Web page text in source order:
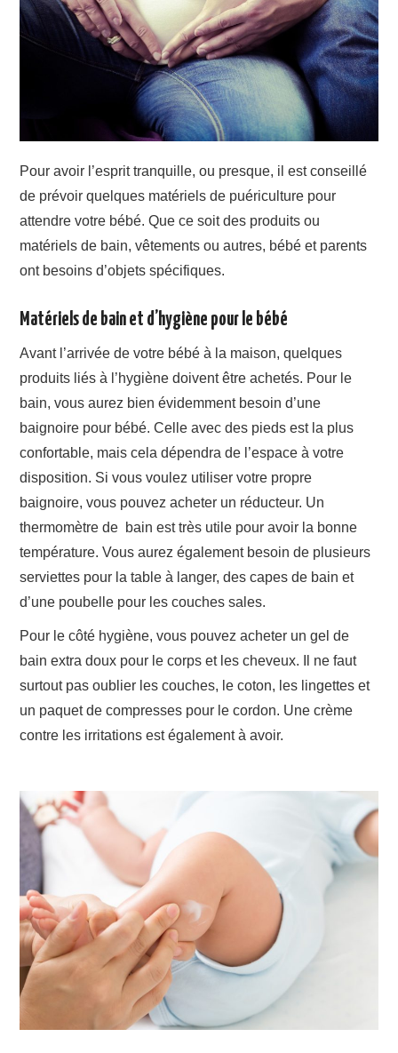
Pour avoir l’esprit tranquille, ou presque, il est conseillé
de prévoir quelques matériels de puériculture pour
attendre votre bébé. Que ce soit des produits ou
matériels de bain, vêtements ou autres, bébé et parents
ont besoins d’objets spécifiques.
Matériels de bain et d’hygiène pour le bébé
Avant l’arrivée de votre bébé à la maison, quelques
produits liés à l’hygiène doivent être achetés. Pour le
bain, vous aurez bien évidemment besoin d’une
baignoire pour bébé. Celle avec des pieds est la plus
confortable, mais cela dépendra de l’espace à votre
disposition. Si vous voulez utiliser votre propre
baignoire, vous pouvez acheter un réducteur. Un
thermomètre de bain est très utile pour avoir la bonne
température. Vous aurez également besoin de plusieurs
serviettes pour la table à langer, des capes de bain et
d’une poubelle pour les couches sales.
Pour le côté hygiène, vous pouvez acheter un gel de
bain extra doux pour le corps et les cheveux. Il ne faut
surtout pas oublier les couches, le coton, les lingettes et
un paquet de compresses pour le cordon. Une crème
contre les irritations est également à avoir.